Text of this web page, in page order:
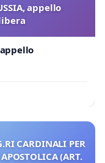
appello
appello
CARDINALI PER
(ART.